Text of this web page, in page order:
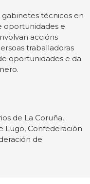
técnicos en
oportunidades e
accións
traballadoras
oportunidades e da
de La Coruña,
Lugo, Confederación
de